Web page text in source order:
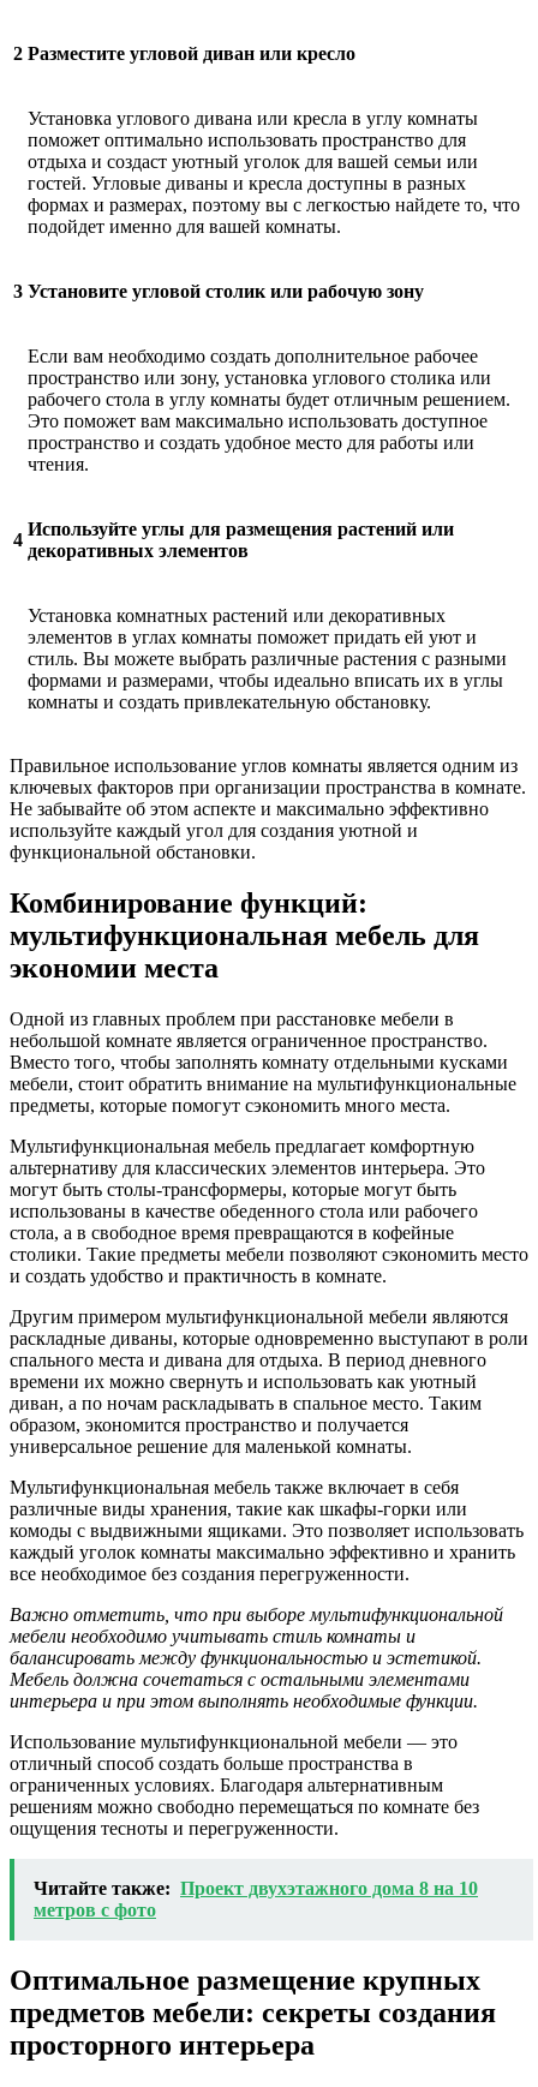
2 Разместите угловой диван или кресло
Установка углового дивана или кресла в углу комнаты
поможет оптимально использовать пространство для
отдыха и создаст уютный уголок для вашей семьи или
гостей. Угловые диваны и кресла доступны в разных
формах и размерах, поэтому вы с легкостью найдете то, что
подойдет именно для вашей комнаты.
3 Установите угловой столик или рабочую зону
Если вам необходимо создать дополнительное рабочее
пространство или зону, установка углового столика или
рабочего стола в углу комнаты будет отличным решением.
Это поможет вам максимально использовать доступное
пространство и создать удобное место для работы или
чтения.
4
Используйте углы для размещения растений или
декоративных элементов
Установка комнатных растений или декоративных
элементов в углах комнаты поможет придать ей уют и
стиль. Вы можете выбрать различные растения с разными
формами и размерами, чтобы идеально вписать их в углы
комнаты и создать привлекательную обстановку.
Правильное использование углов комнаты является одним из
ключевых факторов при организации пространства в комнате.
Не забывайте об этом аспекте и максимально эффективно
используйте каждый угол для создания уютной и
функциональной обстановки.
Комбинирование функций:
мультифункциональная мебель для
экономии места
Одной из главных проблем при расстановке мебели в
небольшой комнате является ограниченное пространство.
Вместо того, чтобы заполнять комнату отдельными кусками
мебели, стоит обратить внимание на мультифункциональные
предметы, которые помогут сэкономить много места.
Мультифункциональная мебель предлагает комфортную
альтернативу для классических элементов интерьера. Это
могут быть столы-трансформеры, которые могут быть
использованы в качестве обеденного стола или рабочего
стола, а в свободное время превращаются в кофейные
столики. Такие предметы мебели позволяют сэкономить место
и создать удобство и практичность в комнате.
Другим примером мультифункциональной мебели являются
раскладные диваны, которые одновременно выступают в роли
спального места и дивана для отдыха. В период дневного
времени их можно свернуть и использовать как уютный
диван, а по ночам раскладывать в спальное место. Таким
образом, экономится пространство и получается
универсальное решение для маленькой комнаты.
Мультифункциональная мебель также включает в себя
различные виды хранения, такие как шкафы-горки или
комоды с выдвижными ящиками. Это позволяет использовать
каждый уголок комнаты максимально эффективно и хранить
все необходимое без создания перегруженности.
Важно отметить, что при выборе мультифункциональной
мебели необходимо учитывать стиль комнаты и
балансировать между функциональностью и эстетикой.
Мебель должна сочетаться с остальными элементами
интерьера и при этом выполнять необходимые функции.
Использование мультифункциональной мебели — это
отличный способ создать больше пространства в
ограниченных условиях. Благодаря альтернативным
решениям можно свободно перемещаться по комнате без
ощущения тесноты и перегруженности.
Читайте также: Проект двухэтажного дома 8 на 10
метров с фото
Оптимальное размещение крупных
предметов мебели: секреты создания
просторного интерьера